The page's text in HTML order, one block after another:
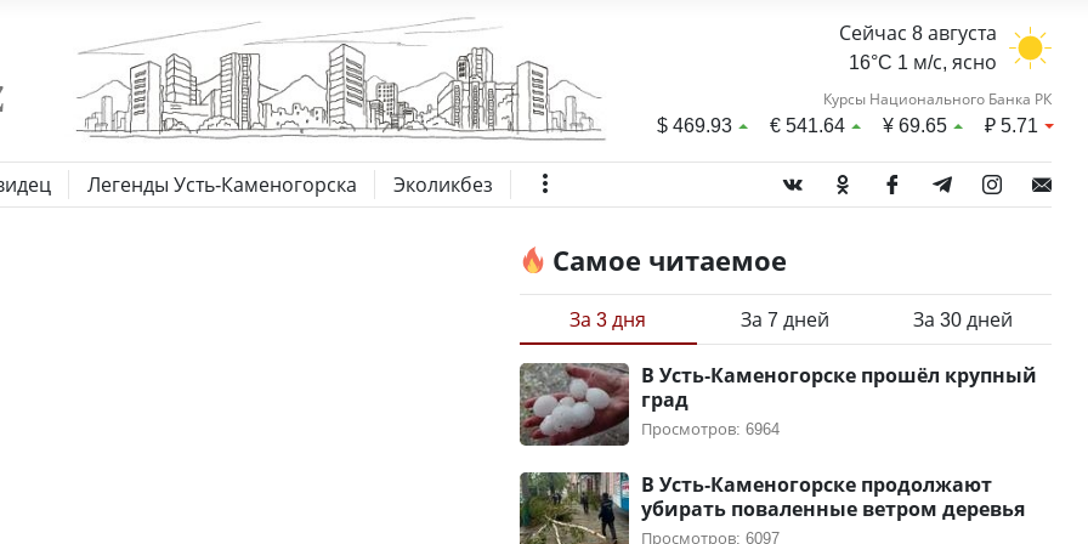
Сейчас 8 августа
16°C 1 м/с, ясно
Курсы Национального Банка РК
$469.93 €541.64 ¥69.65 ₽5.71
Легенды Усть-Каменогорска Эколикбез
Самое читаемое
За 3 дня За 7 дней За 30 дней
В Усть-Каменогорске прошёл крупный
град
Просмотров: 6964
В Усть-Каменогорске продолжают
убирать поваленные ветром деревья
Просмотров: 6097